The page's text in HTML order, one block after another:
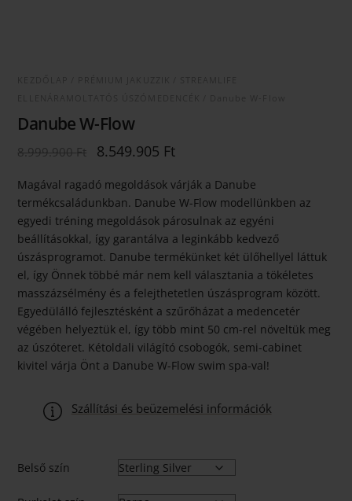
Danube W-Flow
8.999.900Ft
Original
was:
8.999.900 Ft.
8.549.905 FtCurrent
is:
8.549.905 Ft.
Magával ragadó megoldások várják a Danube
termékcsaládunkban. Danube W-Flow modellünkben az
egyedi tréning megoldások párosulnak az egyéni
beállításokkal, így garantálva a leginkább kedvező
úszásprogramot. Danube termékünket két ülőhellyel láttuk
el, így Önnek többé már nem kell választania a tökéletes
masszázsélmény és a felejthetetlen úszásprogram között.
Egyedülálló fejlesztésként a szűrőházat a medencetér
végében helyeztük el, így több mint 50 cm-rel növeltük meg
az úszóteret. Kétoldali világító csobogók, semi-cabinet
kivitel várja Önt a Danube W-Flow swim spa-val!
Szállítási és beüzemelési információk
Belső szín